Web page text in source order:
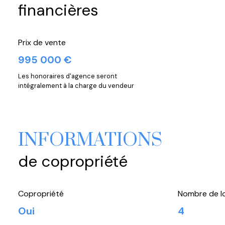
financières
Prix de vente
995 000 €
Les honoraires d'agence seront
intégralement à la charge du vendeur
INFORMATIONS
de copropriété
Copropriété
Oui
Nombre de
4